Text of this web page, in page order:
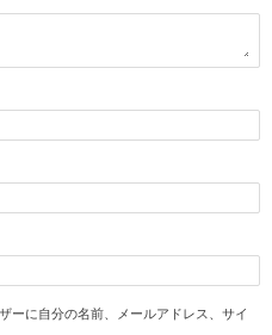
ーに自分の名前、メールアドレス、サイ